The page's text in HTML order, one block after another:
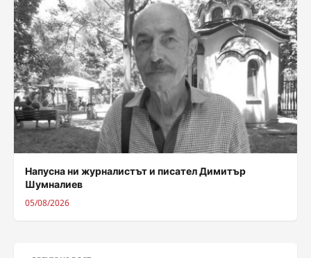
Напусна ни журналистът и писател Димитър
Шумналиев
05/08/2026